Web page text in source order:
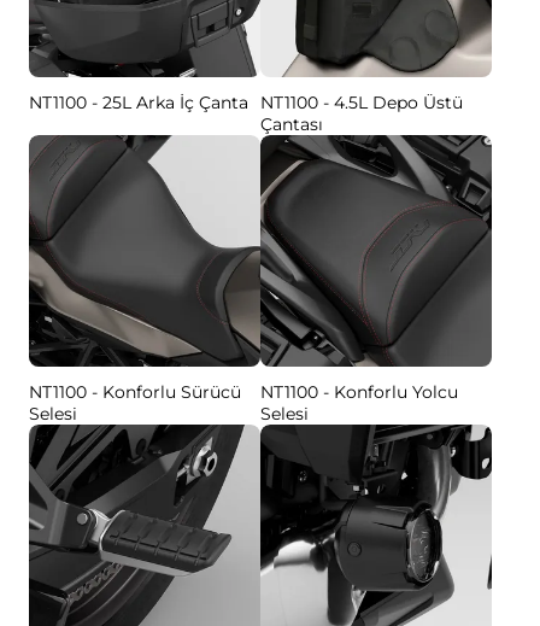
NT1100 - 25L Arka İç Çanta
NT1100 - 4.5L Depo Üstü
Çantası
NT1100 - Konforlu Sürücü
Selesi
NT1100 - Konforlu Yolcu
Selesi